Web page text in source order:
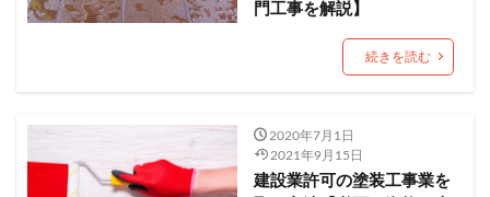
門工事を解説】
続きを読む
2020年7月1日
2021年9月15日
建設業許可の塗装工事業を
転職 大阪